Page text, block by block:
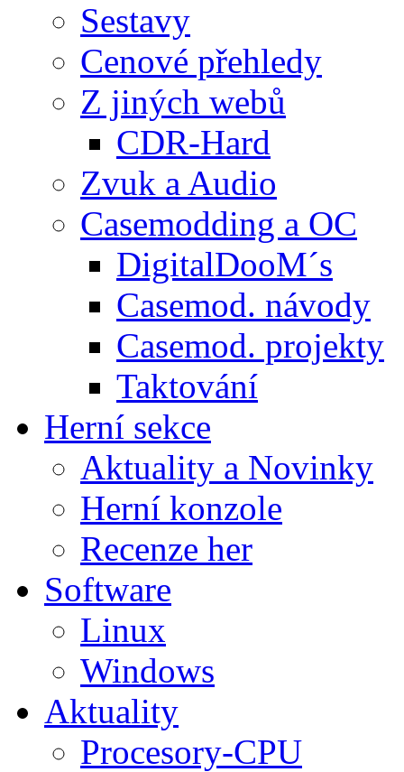
Sestavy
Cenové přehledy
Z jiných webů
CDR-Hard
Zvuk a Audio
Casemodding a OC
DigitalDooM´s
Casemod. návody
Casemod. projekty
Taktování
Herní sekce
Aktuality a Novinky
Herní konzole
Recenze her
Software
Linux
Windows
Aktuality
Procesory-CPU